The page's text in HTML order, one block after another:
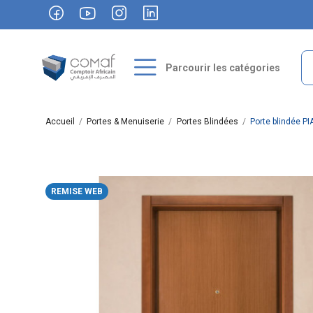
Parcourir les catégories
Accueil Portes & Menuiserie Portes Blindées Porte blindée
REMISE WEB